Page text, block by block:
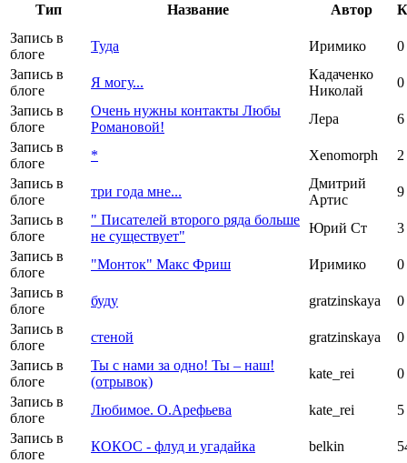
Тип Название Автор
Запись в
блоге
Туда Иримико
0
Запись в
блоге
Я могу...
Кадаченко
Николай
0
Запись в
блоге
Очень нужны контакты Любы
Романовой!
Лера
6
Запись в
блоге
* Xenomorph
2
Запись в
блоге
три года мне...
Дмитрий
Артис
9
Запись в
блоге
" Писателей второго ряда больше
не существует"
Юрий Ст
3
Запись в
блоге
"Монток" Макс Фриш Иримико
0
Запись в
блоге
буду gratzinskaya
0
Запись в
блоге
стеной gratzinskaya
0
Запись в
блоге
Ты с нами за одно! Ты – наш!
(отрывок)
kate_rei
0
Запись в
блоге
Любимое. О.Арефьева kate_rei
5
Запись в
блоге
КОКОС - флуд и угадайка belkin